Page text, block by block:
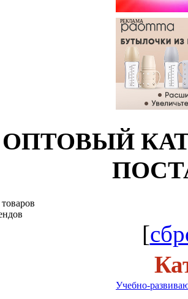
РЕКЛАМА
ОПТОВЫЙ
товаров
[
Учебно-